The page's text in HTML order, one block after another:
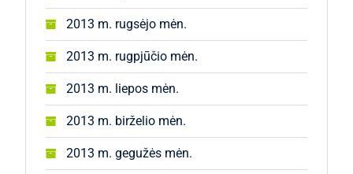
2013 m. rugsėjo mėn.
2013 m. rugpjūčio mėn.
2013 m. liepos mėn.
2013 m. birželio mėn.
2013 m. gegužės mėn.